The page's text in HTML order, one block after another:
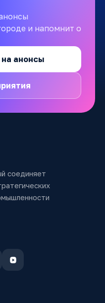
и напомнит о
анонсы
соединяет